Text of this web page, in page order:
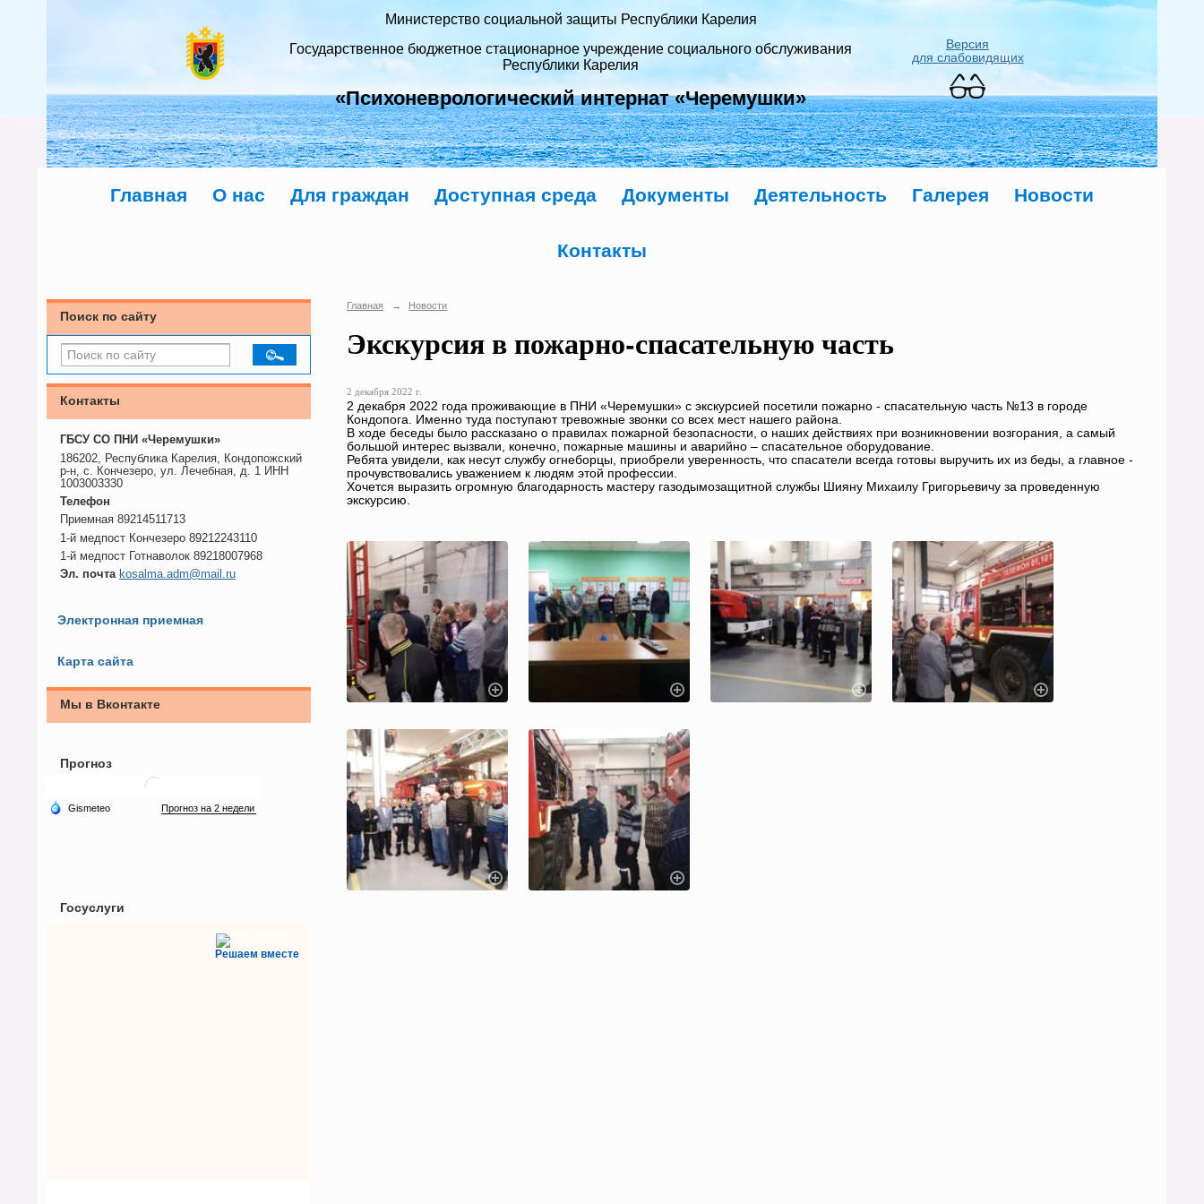
Министерство социальной защиты Республики Карелия
Государственное бюджетное стационарное учреждение социального обслуживания
Республики Карелия
«Психоневрологический интернат «Черемушки»
Версия
для слабовидящих
Главная О нас Для граждан Доступная среда Документы Деятельность Галерея Новости
Контакты
Поиск по сайту
Контакты
ГБСУ СО ПНИ «Черемушки»
186202, Республика Карелия, Кондопожский
р-н, с. Кончезеро, ул. Лечебная, д. 1 ИНН
1003003330
Телефон
Приемная 89214511713
1-й медпост Кончезеро 89212243110
1-й медпост Готнаволок 89218007968
Эл. почта kosalma.adm@mail.ru
Электронная приемная
Карта сайта
Мы в Вконтакте
Прогноз
Госуслуги
Решаем вместе
Главная → Новости
Экскурсия в пожарно-спасательную часть
2 декабря 2022 г.
2 декабря 2022 года проживающие в ПНИ «Черемушки» с экскурсией посетили пожарно - спасательную часть №13 в городе
Кондопога. Именно туда поступают тревожные звонки со всех мест нашего района.
В ходе беседы было рассказано о правилах пожарной безопасности, о наших действиях при возникновении возгорания, а самый
большой интерес вызвали, конечно, пожарные машины и аварийно – спасательное оборудование.
Ребята увидели, как несут службу огнеборцы, приобрели уверенность, что спасатели всегда готовы выручить их из беды, а главное -
прочувствовались уважением к людям этой профессии.
Хочется выразить огромную благодарность мастеру газодымозащитной службы Шияну Михаилу Григорьевичу за проведенную
экскурсию.